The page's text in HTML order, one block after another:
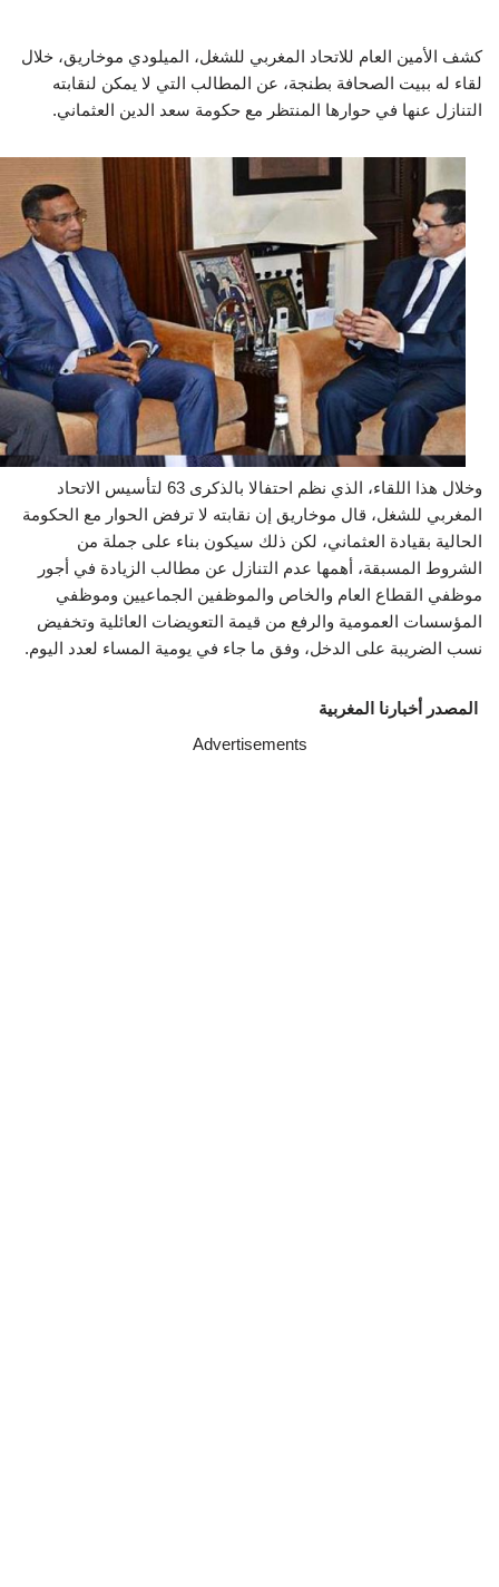
كشف الأمين العام للاتحاد المغربي للشغل، الميلودي موخاريق، خلال
لقاء له ببيت الصحافة بطنجة، عن المطالب التي لا يمكن لنقابته
التنازل عنها في حوارها المنتظر مع حكومة سعد الدين العثماني.
وخلال هذا اللقاء، الذي نظم احتفالا بالذكرى 63 لتأسيس الاتحاد
المغربي للشغل، قال موخاريق إن نقابته لا ترفض الحوار مع الحكومة
الحالية بقيادة العثماني، لكن ذلك سيكون بناء على جملة من
الشروط المسبقة، أهمها عدم التنازل عن مطالب الزيادة في أجور
موظفي القطاع العام والخاص والموظفين الجماعيين وموظفي
المؤسسات العمومية والرفع من قيمة التعويضات العائلية وتخفيض
نسب الضريبة على الدخل، وفق ما جاء في يومية المساء لعدد اليوم.
المصدر أخبارنا المغربية
Advertisements